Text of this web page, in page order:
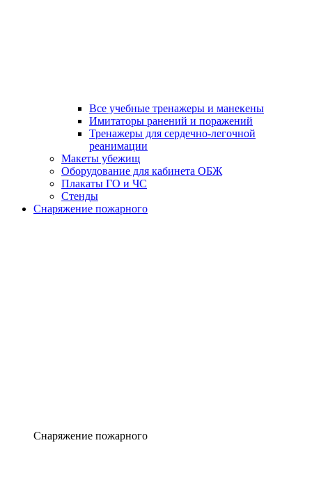
Все учебные тренажеры и манекены
Имитаторы ранений и поражений
Тренажеры для сердечно-легочной
реанимации
Макеты убежищ
Оборудование для кабинета ОБЖ
Плакаты ГО и ЧС
Стенды
Снаряжение пожарного
Снаряжение пожарного